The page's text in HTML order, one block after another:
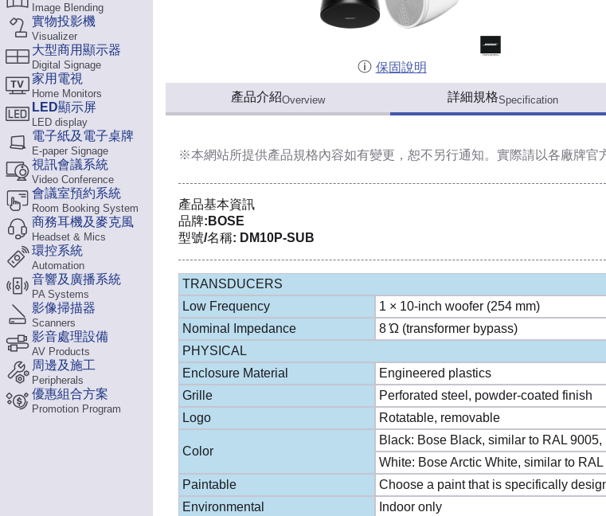
Image Blending
實物投影機
Visualizer
大型商用顯示器
Digital Signage
家用電視
Home Monitors
LED顯示屏
LED display
電子紙及電子桌牌
E-paper Signage
視訊會議系統
Video Conference
會議室預約系統
Room Booking System
商務耳機及麥克風
Headset & Mics
環控系統
Automation
音響及廣播系統
PA Systems
影像掃描器
Scanners
影音處理設備
AV Products
周邊及施工
Peripherals
優惠組合方案
Promotion Program
保固說明
產品介紹Overview 詳細規格Specification
※本網站所提供產品規格內容如有變更，恕不另行通知。實際請以各廠牌官
產品基本資訊
品牌:BOSE
型號/名稱: DM10P-SUB
TRANSDUCERS
Low Frequency
1 × 10-inch woofer (254 mm)
Nominal Impedance
8 Ώ (transformer bypass)
PHYSICAL
Enclosure Material
Engineered plastics
Grille
Perforated steel, powder-coated finish
Logo
Rotatable, removable
Color
Black: Bose Black, similar to RAL
White: Bose Arctic White, similar to
Paintable
Choose a paint that is specifically
Environmental
Indoor only